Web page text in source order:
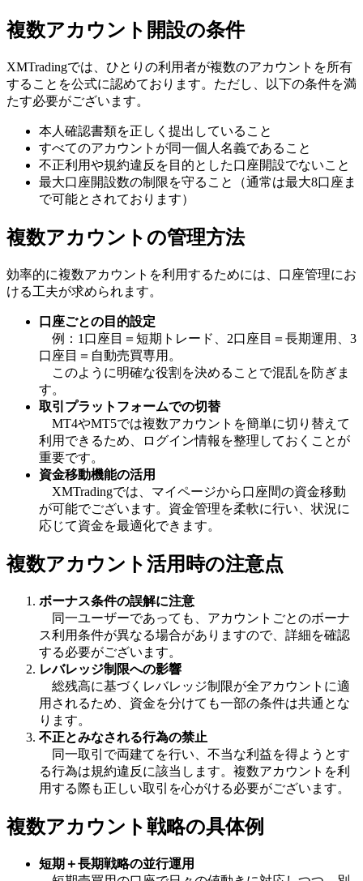
複数アカウント開設の条件
XMTradingでは、ひとりの利用者が複数のアカウントを所有
することを公式に認めております。ただし、以下の条件を満
たす必要がございます。
本人確認書類を正しく提出していること
すべてのアカウントが同一個人名義であること
不正利用や規約違反を目的とした口座開設でないこと
最大口座開設数の制限を守ること（通常は最大8口座ま
で可能とされております）
複数アカウントの管理方法
効率的に複数アカウントを利用するためには、口座管理にお
ける工夫が求められます。
口座ごとの目的設定
例：1口座目＝短期トレード、2口座目＝長期運用、3
口座目＝自動売買専用。
このように明確な役割を決めることで混乱を防ぎま
す。
取引プラットフォームでの切替
MT4やMT5では複数アカウントを簡単に切り替えて
利用できるため、ログイン情報を整理しておくことが
重要です。
資金移動機能の活用
XMTradingでは、マイページから口座間の資金移動
が可能でございます。資金管理を柔軟に行い、状況に
応じて資金を最適化できます。
複数アカウント活用時の注意点
ボーナス条件の誤解に注意
同一ユーザーであっても、アカウントごとのボーナ
ス利用条件が異なる場合がありますので、詳細を確認
する必要がございます。
レバレッジ制限への影響
総残高に基づくレバレッジ制限が全アカウントに適
用されるため、資金を分けても一部の条件は共通とな
ります。
不正とみなされる行為の禁止
同一取引で両建てを行い、不当な利益を得ようとす
る行為は規約違反に該当します。複数アカウントを利
用する際も正しい取引を心がける必要がございます。
複数アカウント戦略の具体例
短期＋長期戦略の並行運用